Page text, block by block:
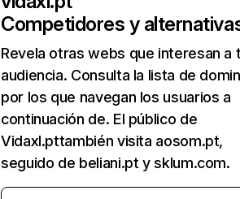
Competidores y
Revela otras webs que interesan a
audiencia. Consulta la lista de
por los que navegan los usuarios a
continuación de. El público de
Vidaxl.pttambién visita aosom.pt,
seguido de beliani.pt y sklum.com.